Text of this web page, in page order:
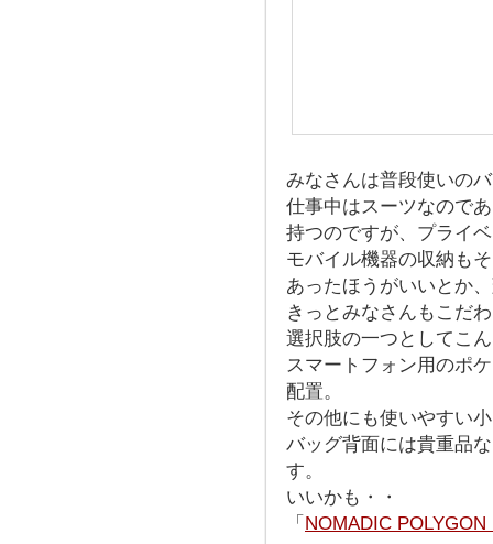
みなさんは普段使いの
仕事中はスーツなので
持つのですが、プライ
モバイル機器の収納も
あったほうがいいとか
きっとみなさんもこだ
選択肢の一つとしてこ
スマートフォン用のポ
配置。
その他にも使いやすい
バッグ背面には貴重品
す。
いいかも・・
「 NOMADIC